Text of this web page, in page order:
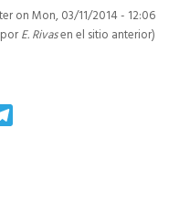
on Mon, 03/11/2014 - 12:06
E. Rivasen el sitio anterior)